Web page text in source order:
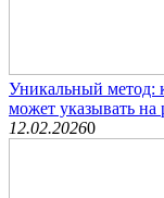
Уникальный метод:
может указывать на
12.02.20260